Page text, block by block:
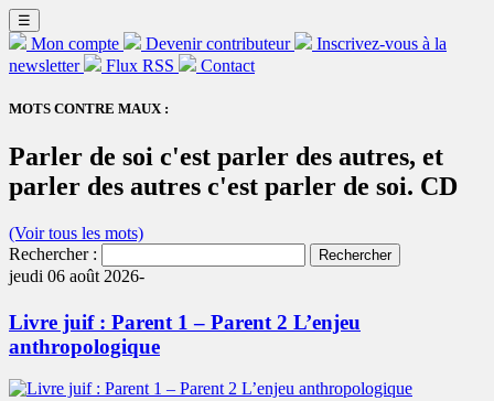
☰
Mon compte Devenir contributeur
Inscrivez-vous à la
newsletter
Flux RSS Contact
MOTS CONTRE MAUX :
Parler de soi c'est parler des autres, et
parler des autres c'est parler de soi. CD
(Voir tous les mots)
Rechercher :
jeudi 06 août 2026-
Livre juif : Parent 1 – Parent 2 L’enjeu
anthropologique